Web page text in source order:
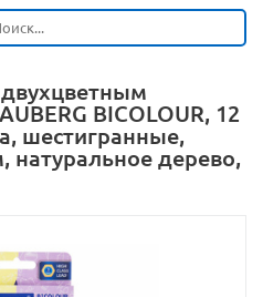
BICOLOUR, 12
шестигранные,
натуральное дерево,